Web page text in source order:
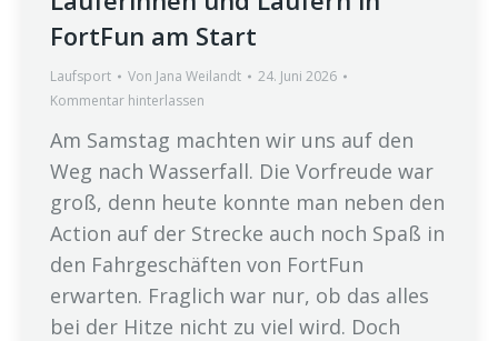
FortFun am Start
Laufsport Von Jana Weilandt
24. Juni 2026
Kommentar hinterlassen
Am Samstag machten wir uns auf den
Weg nach Wasserfall. Die Vorfreude war
groß, denn heute konnte man neben den
Action auf der Strecke auch noch Spaß in
den Fahrgeschäften von FortFun
erwarten. Fraglich war nur, ob das alles
bei der Hitze nicht zu viel wird. Doch